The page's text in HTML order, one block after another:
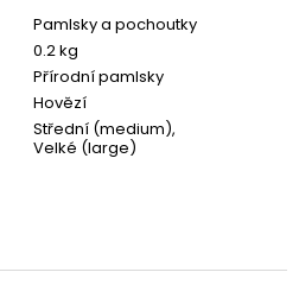
Pamlsky a pochoutky
0.2 kg
Přírodní pamlsky
Hovězí
Střední (medium),
Velké (large)